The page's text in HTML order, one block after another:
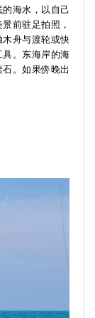
海水，以自己
前驻足拍照，
舟与渡轮或快
。东海岸的海
。如果傍晚出